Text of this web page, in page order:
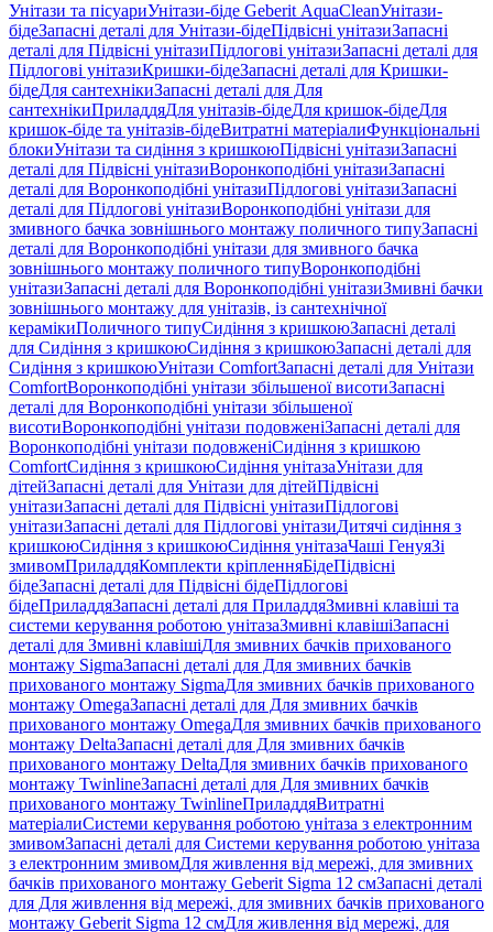
Унітази та пісуариУнітази-біде Geberit AquaCleanУнітази-
бідеЗапасні деталі для Унітази-бідеПідвісні унітазиЗапасні
деталі для Підвісні унітазиПідлогові унітазиЗапасні деталі для
Підлогові унітазиКришки-бідеЗапасні деталі для Кришки-
бідеДля сантехнікиЗапасні деталі для Для
сантехнікиПриладдяДля унітазів-бідеДля кришок-бідеДля
кришок-біде та унітазів-бідеВитратні матеріалиФункціональні
блокиУнітази та сидіння з кришкоюПідвісні унітазиЗапасні
деталі для Підвісні унітазиВоронкоподібні унітазиЗапасні
деталі для Воронкоподібні унітазиПідлогові унітазиЗапасні
деталі для Підлогові унітазиВоронкоподібні унітази для
змивного бачка зовнішнього монтажу поличного типуЗапасні
деталі для Воронкоподібні унітази для змивного бачка
зовнішнього монтажу поличного типуВоронкоподібні
унітазиЗапасні деталі для Воронкоподібні унітазиЗмивні бачки
зовнішнього монтажу для унітазів, із сантехнічної
керамікиПоличного типуСидіння з кришкоюЗапасні деталі
для Сидіння з кришкоюСидіння з кришкоюЗапасні деталі для
Сидіння з кришкоюУнітази ComfortЗапасні деталі для Унітази
ComfortВоронкоподібні унітази збільшеної висотиЗапасні
деталі для Воронкоподібні унітази збільшеної
висотиВоронкоподібні унітази подовженіЗапасні деталі для
Воронкоподібні унітази подовженіСидіння з кришкою
ComfortСидіння з кришкоюСидіння унітазаУнітази для
дітейЗапасні деталі для Унітази для дітейПідвісні
унітазиЗапасні деталі для Підвісні унітазиПідлогові
унітазиЗапасні деталі для Підлогові унітазиДитячі сидіння з
кришкоюСидіння з кришкоюСидіння унітазаЧаші ГенуяЗі
змивомПриладдяКомплекти кріпленняБідеПідвісні
бідеЗапасні деталі для Підвісні бідеПідлогові
бідеПриладдяЗапасні деталі для ПриладдяЗмивні клавіші та
системи керування роботою унітазаЗмивні клавішіЗапасні
деталі для Змивні клавішіДля змивних бачків прихованого
монтажу SigmaЗапасні деталі для Для змивних бачків
прихованого монтажу SigmaДля змивних бачків прихованого
монтажу OmegaЗапасні деталі для Для змивних бачків
прихованого монтажу OmegaДля змивних бачків прихованого
монтажу DeltaЗапасні деталі для Для змивних бачків
прихованого монтажу DeltaДля змивних бачків прихованого
монтажу TwinlineЗапасні деталі для Для змивних бачків
прихованого монтажу TwinlineПриладдяВитратні
матеріалиСистеми керування роботою унітаза з електронним
змивомЗапасні деталі для Системи керування роботою унітаза
з електронним змивомДля живлення від мережі, для змивних
бачків прихованого монтажу Geberit Sigma 12 смЗапасні деталі
для Для живлення від мережі, для змивних бачків прихованого
монтажу Geberit Sigma 12 смДля живлення від мережі, для